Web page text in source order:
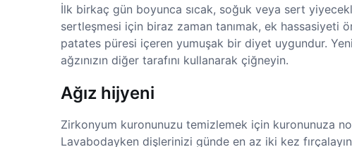
İlk birkaç gün boyunca sıcak, soğuk veya sert
sertleşmesi için biraz zaman tanımak, ek hassasiyeti
patates püresi içeren yumuşak bir diyet uygundur.
ağzınızın diğer tarafını kullanarak çiğneyin.
Ağız hijyeni
Zirkonyum kuronunuzu temizlemek için kuronunuza
Lavabodayken dişlerinizi günde en az iki kez